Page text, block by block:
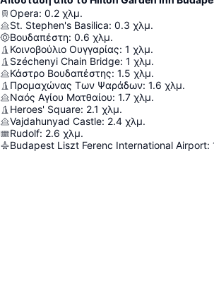
Opera: 0.2 χλμ.
St. Stephen's Basilica: 0.3 χλμ.
Βουδαπέστη: 0.6 χλμ.
Κοινοβούλιο Ουγγαρίας: 1 χλμ.
Széchenyi Chain Bridge: 1 χλμ.
Κάστρο Βουδαπέστης: 1.5 χλμ.
Προμαχώνας Των Ψαράδων: 1.6 χλμ.
Ναός Αγίου Ματθαίου: 1.7 χλμ.
Heroes' Square: 2.1 χλμ.
Vajdahunyad Castle: 2.4 χλμ.
Rudolf: 2.6 χλμ.
Budapest Liszt Ferenc International Airport: